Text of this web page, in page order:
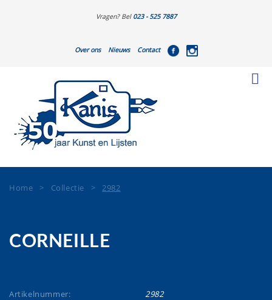
Vragen? Bel 023 - 525 7887
Over ons Nieuws Contact
Home > Collectie >2982
CORNEILLE
Artikelnummer:
2982